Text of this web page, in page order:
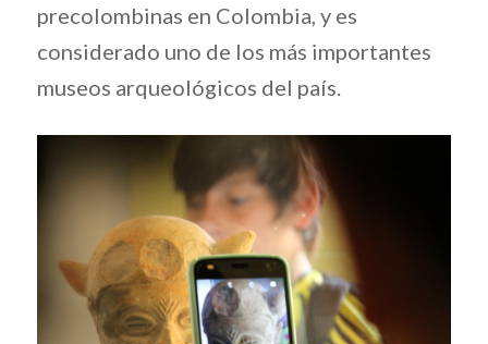
precolombinas en Colombia, y es
considerado uno de los más importantes
museos arqueológicos del país.